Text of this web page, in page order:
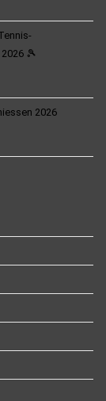
🎾
2026